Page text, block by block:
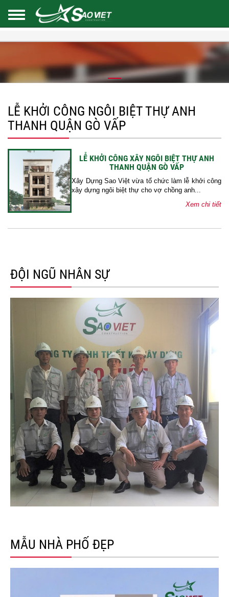
LỄ KHỞI CÔNG NGÔI BIỆT THỰ ANH
THANH QUẬN GÒ VẤP
LỄ KHỞI CÔNG XÂY NGÔI BIỆT THỰ ANH
THANH QUẬN GÒ VẤP
Xây Dựng Sao Việt vừa tổ chức làm lễ khởi công
xây dựng ngôi biệt thự cho vợ chồng anh...
Xem chi tiết
ĐỘI NGŨ NHÂN SỰ
MẪU NHÀ PHỐ ĐẸP